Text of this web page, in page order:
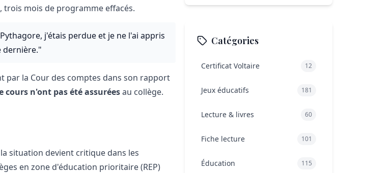
trois mois de programme effacés.
j'étais perdue et je ne l'ai appris
dernière."
par la Cour des comptes dans son rapport
cours n'ont pas été assuréesau collège.
situation devient critique dans les
en zone d'éducation prioritaire (REP)
Catégories
Certificat Voltaire 12
Jeux éducatifs 181
Lecture & livres 60
Fiche lecture 101
Éducation 115